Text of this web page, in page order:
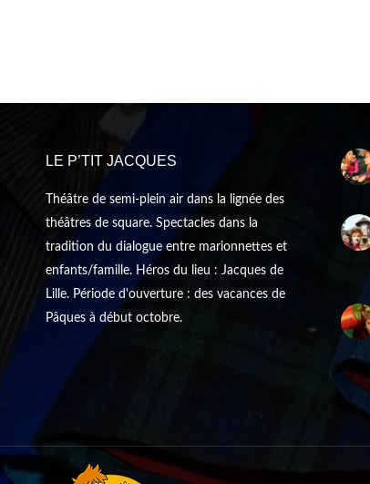
LE P’TIT JACQUES
Théâtre de semi-plein air dans la lignée des
théâtres de square. Spectacles dans la
tradition du dialogue entre marionnettes et
enfants/famille. Héros du lieu : Jacques de
Lille. Période d'ouverture : des vacances de
Pâques à début octobre.